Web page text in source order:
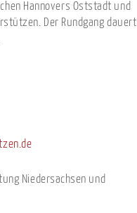
Hannovers Oststadt und
Der Rundgang dauert
Niedersachsen und